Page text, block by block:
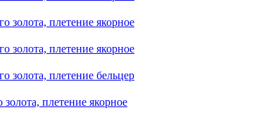
золота, плетение якорное
золота, плетение якорное
золота, плетение бельцер
плетение якорное